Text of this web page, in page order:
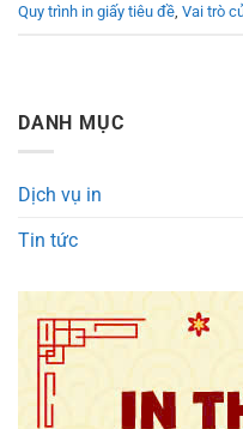
DANH MỤC
Dịch vụ in
Tin tức
Quy trình in giấy tiêu đề, Vai trò